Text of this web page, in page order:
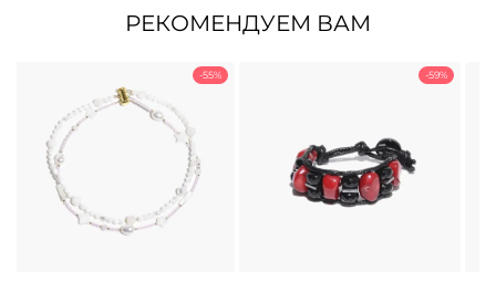
РЕКОМЕНДУЕМ ВАМ
-55% -59%